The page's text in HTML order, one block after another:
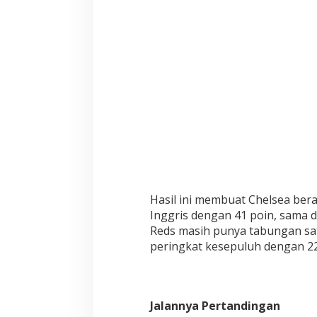
Hasil ini membuat Chelsea
Inggris dengan 41 poin, sama
Reds masih punya tabungan
peringkat kesepuluh dengan
Jalannya Pertandingan